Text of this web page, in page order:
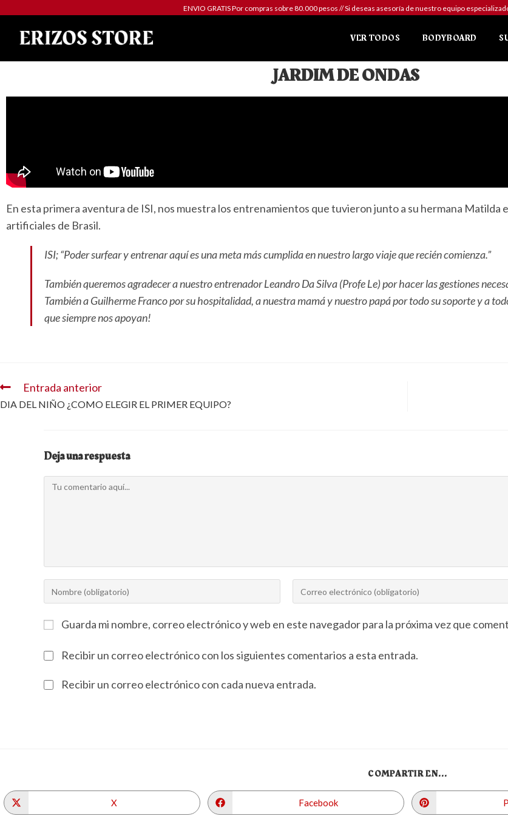
ENVIO GRATIS Por compras sobre 80.000 pesos // Si deseas asesoría de nuestro equipo
VER TODOS BODYBOARD
JARDIM DE ONDAS
En esta primera aventura de ISI, nos muestra los entrenamientos que tuvieron junto a su hermana Matilda
artificiales de Brasil.
ISI;“Poder surfear y entrenar aquí es una meta más cumplida en nuestro largo viaje que recién comienza.”
También queremos agradecer a nuestro entrenador Leandro Da Silva (Profe Le) por hacer las gestiones
También a Guilherme Franco por su hospitalidad, a nuestra mamá y nuestro papá por todo su soporte y a
que siempre nos apoyan!
Entrada anterior
DIA DEL NIÑO ¿COMO ELEGIR EL PRIMER EQUIPO?
Deja una respuesta
Guarda mi nombre, correo electrónico y web en este navegador para la próxima vez que
Recibir un correo electrónico con los siguientes comentarios a esta entrada.
Recibir un correo electrónico con cada nueva entrada.
COMPARTIR EN...
X Facebook